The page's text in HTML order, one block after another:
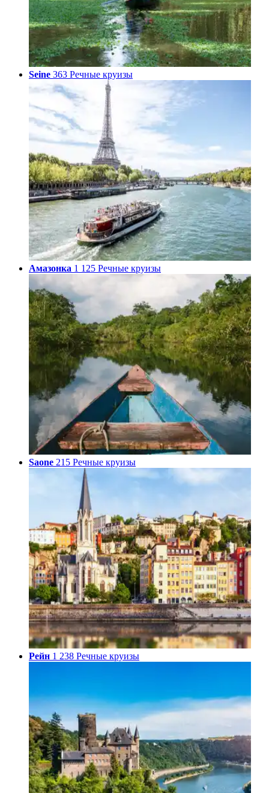
Seine 363 Речные круизы
Амазонка 1 125 Речные круизы
Saone 215 Речные круизы
Рейн 1 238 Речные круизы